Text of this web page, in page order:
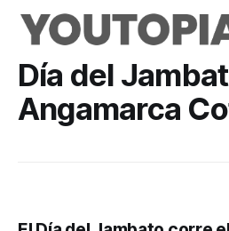
Día del
Angamarca